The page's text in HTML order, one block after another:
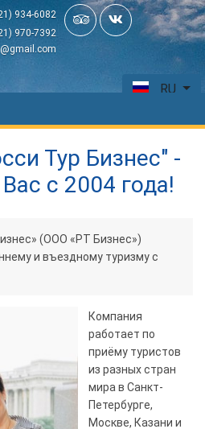
934-6082
970-7392
RU
Тур Бизнес" -
с 2004 года!
(ООО «РТ Бизнес»)
и въездному туризму с
Компания
работает по
приёму туристов
из разных стран
мира в Санкт-
Петербурге,
Москве, Казани и